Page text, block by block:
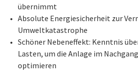
übernimmt
Absolute Energiesicherheit zur
Umweltkatastrophe
Schöner Nebeneffekt: Kenntnis
Lasten, um die Anlage im
optimieren